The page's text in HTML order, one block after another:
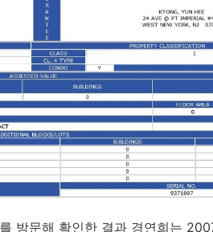
방문해 확인한 결과 경연희는